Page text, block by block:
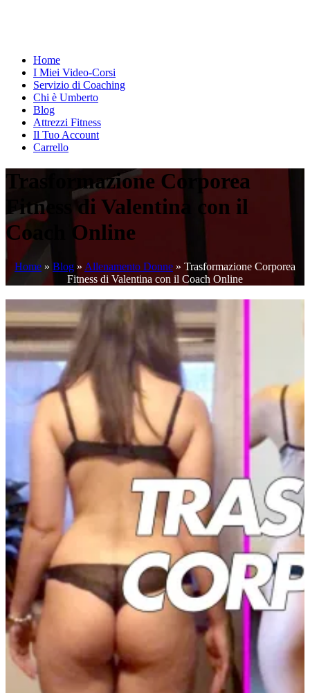
Home
I Miei Video-Corsi
Servizio di Coaching
Chi è Umberto
Blog
Attrezzi Fitness
Il Tuo Account
Carrello
Trasformazione Corporea
Fitness di Valentina con il
Coach Online
Home » Blog » Allenamento Donne » Trasformazione Corporea
Fitness di Valentina con il Coach Online